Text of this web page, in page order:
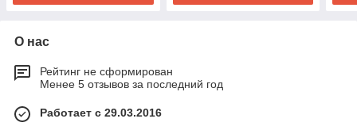
О нас
Рейтинг не сформирован
Менее 5 отзывов за последний год
Работает с 29.03.2016